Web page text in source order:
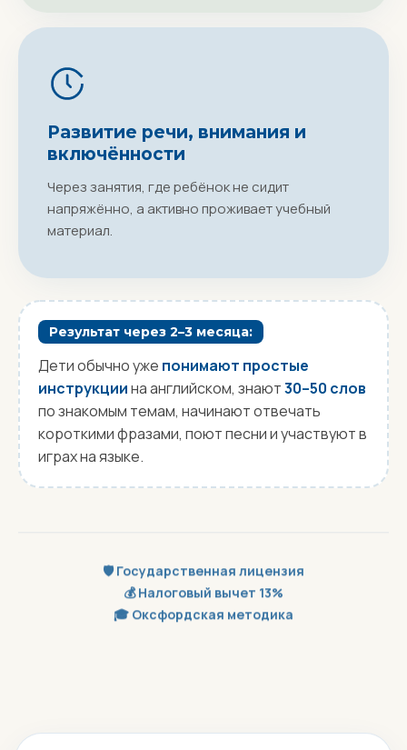
Развитие речи, внимания и
включённости
Через занятия, где ребёнок не сидит
напряжённо, а активно проживает учебный
материал.
Результат через 2–3 месяца:
Дети обычно уже понимают простые
инструкциина английском, знают30–50 слов
по знакомым темам, начинают отвечать
короткими фразами, поют песни и участвуют в
играх на языке.
🛡️ Государственная лицензия
💰 Налоговый вычет 13%
🎓 Оксфордская методика